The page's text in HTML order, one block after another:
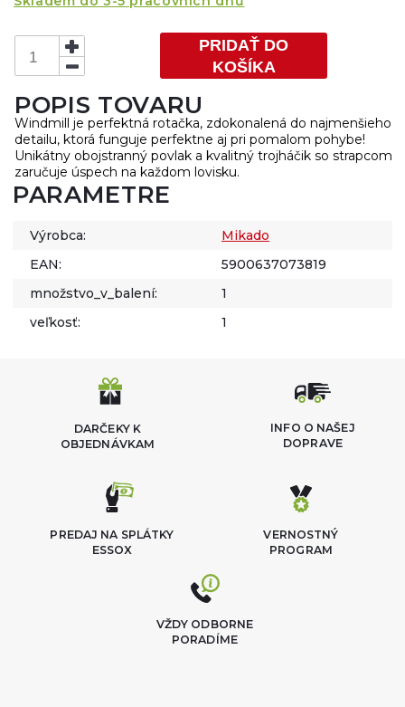
PRIDAŤ DO
KOŠÍKA
POPIS TOVARU
Windmill je perfektná rotačka, zdokonalená do najmenšieho
detailu, ktorá funguje perfektne aj pri pomalom pohybe!
Unikátny obojstranný povlak a kvalitný trojháčik so strapcom
zaručuje úspech na každom lovisku.
PARAMETRE
Výrobca:
Mikado
EAN:
5900637073819
množstvo_v_balení:
1
veľkosť:
1
DARČEKY K
OBJEDNÁVKAM
INFO O NAŠEJ
DOPRAVE
VERNOSTNÝ
PROGRAM
PREDAJ NA SPLÁTKY
ESSOX
VŽDY ODBORNE
PORADÍME